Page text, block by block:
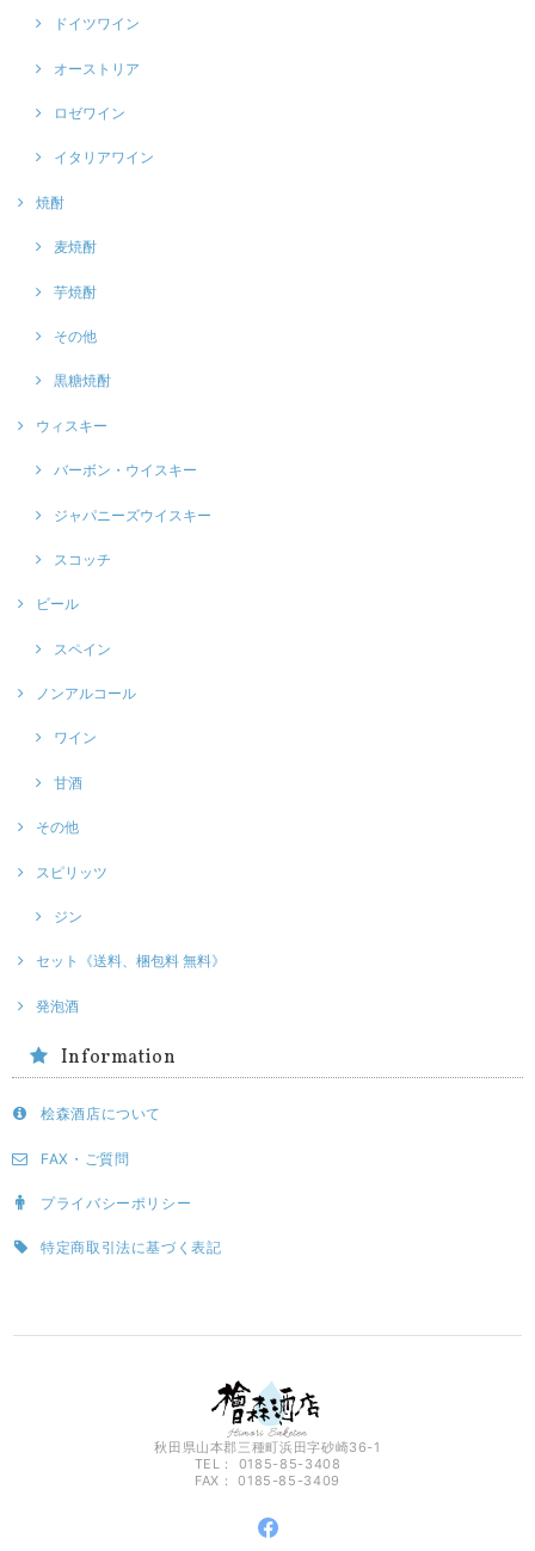
ドイツワイン
オーストリア
ロゼワイン
イタリアワイン
焼酎
麦焼酎
芋焼酎
その他
黒糖焼酎
ウィスキー
バーボン・ウイスキー
ジャパニーズウイスキー
スコッチ
ビール
スペイン
ノンアルコール
ワイン
甘酒
その他
スピリッツ
ジン
セット《送料、梱包料 無料》
発泡酒
Information
桧森酒店について
FAX・ご質問
プライバシーポリシー
特定商取引法に基づく表記
秋田県山本郡三種町浜田字砂崎36-1
TEL： 0185-85-3408
FAX： 0185-85-3409